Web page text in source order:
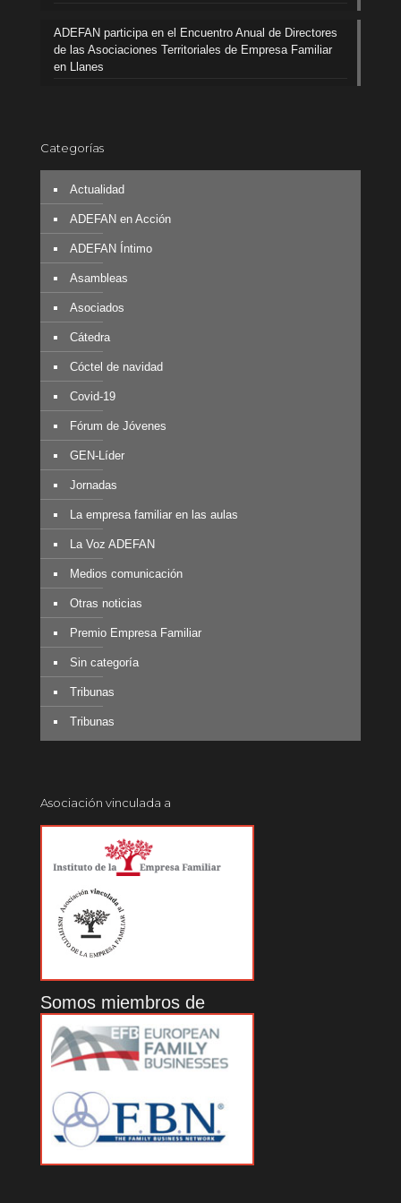
ADEFAN participa en el Encuentro Anual de Directores
de las Asociaciones Territoriales de Empresa Familiar
en Llanes
Categorías
Actualidad
ADEFAN en Acción
ADEFAN Íntimo
Asambleas
Asociados
Cátedra
Cóctel de navidad
Covid-19
Fórum de Jóvenes
GEN-Líder
Jornadas
La empresa familiar en las aulas
La Voz ADEFAN
Medios comunicación
Otras noticias
Premio Empresa Familiar
Sin categoría
Tribunas
Tribunas
Asociación vinculada a
Somos miembros de